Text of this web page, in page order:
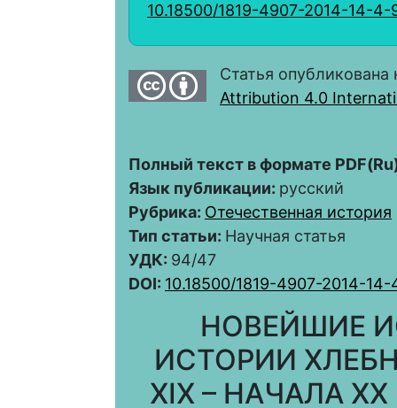
10.18500/1819-4907-2014-14-4-
Статья
Attribution 4.0
Полный текст в формате
Язык публикации: русский
Рубрика: Отечественная история
Тип статьи: Научная статья
УДК: 94/47
DOI: 10.18500/1819-4907-2014-
НОВЕЙШИЕ
ИСТОРИИ
XIX – НАЧАЛА